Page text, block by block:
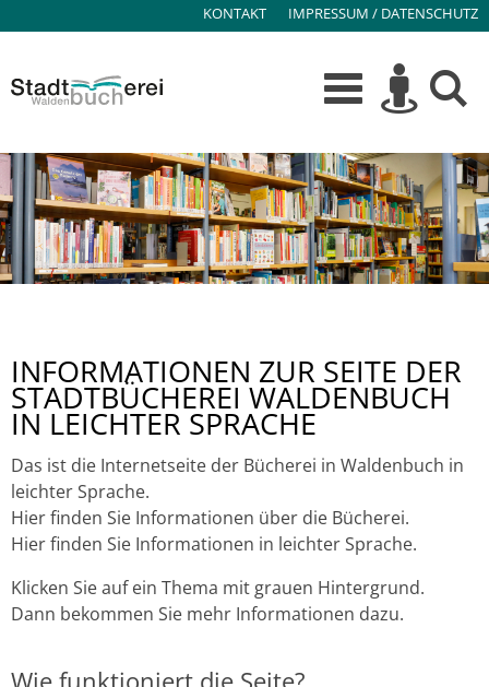
KONTAKT IMPRESSUM / DATENSCHUTZ
INFORMATIONEN ZUR SEITE DER
STADTBÜCHEREI WALDENBUCH
IN LEICHTER SPRACHE
Das ist die Internetseite der Bücherei in Waldenbuch in
leichter Sprache.
Hier finden Sie Informationen über die Bücherei.
Hier finden Sie Informationen in leichter Sprache.
Klicken Sie auf ein Thema mit grauen Hintergrund.
Dann bekommen Sie mehr Informationen dazu.